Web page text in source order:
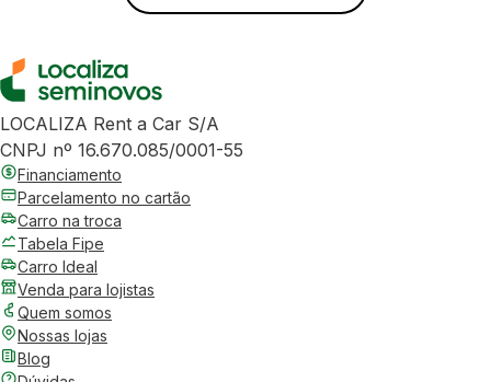
LOCALIZA Rent a Car S/A
CNPJ nº 16.670.085/0001-55
Financiamento
Parcelamento no cartão
Carro na troca
Tabela Fipe
Carro Ideal
Venda para lojistas
Quem somos
Nossas lojas
Blog